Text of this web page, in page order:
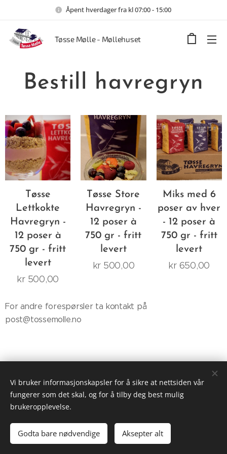
Åpent hverdager fra kl 07:00 - 15:00
Tøsse Mølle - Møllehuset
Bestill havregryn
Tøsse
Lettkokte
Havregryn -
12 poser à
750 gr - fritt
levert
kr 500,00
Tøsse Store
Havregryn -
12 poser à
750 gr - fritt
levert
kr 500,00
Miks med 6
poser av hver
- 12 poser à
750 gr - fritt
levert
kr 650,00
For andre forespørsler ta kontakt på
post@tossemolle.no
Tøsse Mølle - Tøsse havregryn
Powered by
Språk
American English
Norsk
Vi bruker informasjonskapsler for å sikre at nettsiden vår
fungerer som det skal, og for å tilby deg best mulig
brukeropplevelse.
Godta bare nødvendige Aksepter alt